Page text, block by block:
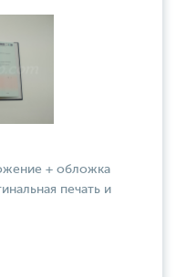
+ обложка
печать и